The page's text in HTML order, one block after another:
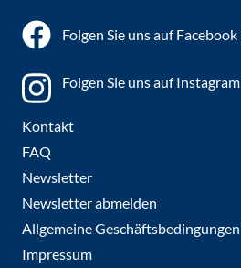
Folgen Sie uns auf Facebook
Folgen Sie uns auf Instagram
Kontakt
FAQ
Newsletter
Newsletter abmelden
Allgemeine Geschäftsbedingungen
Impressum